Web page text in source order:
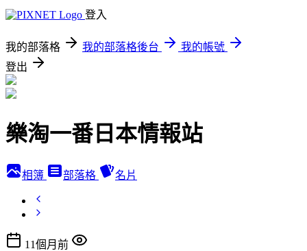
登入
我的部落格 我的部落格後台
我的帳號
登出
樂淘一番日本情報站
相簿 部落格 名片
11個月前